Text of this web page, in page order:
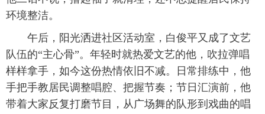
环境整洁。
午后，阳光洒进社区活动室，白俊平又成了文艺
队伍的“主心骨”。年轻时就热爱文艺的他，吹拉弹唱
样样拿手，如今这份热情依旧不减。日常排练中，他
手把手教居民调整唱腔、把握节奏；节日汇演前，他
带着大家反复打磨节目，从广场舞的队形到戏曲的唱